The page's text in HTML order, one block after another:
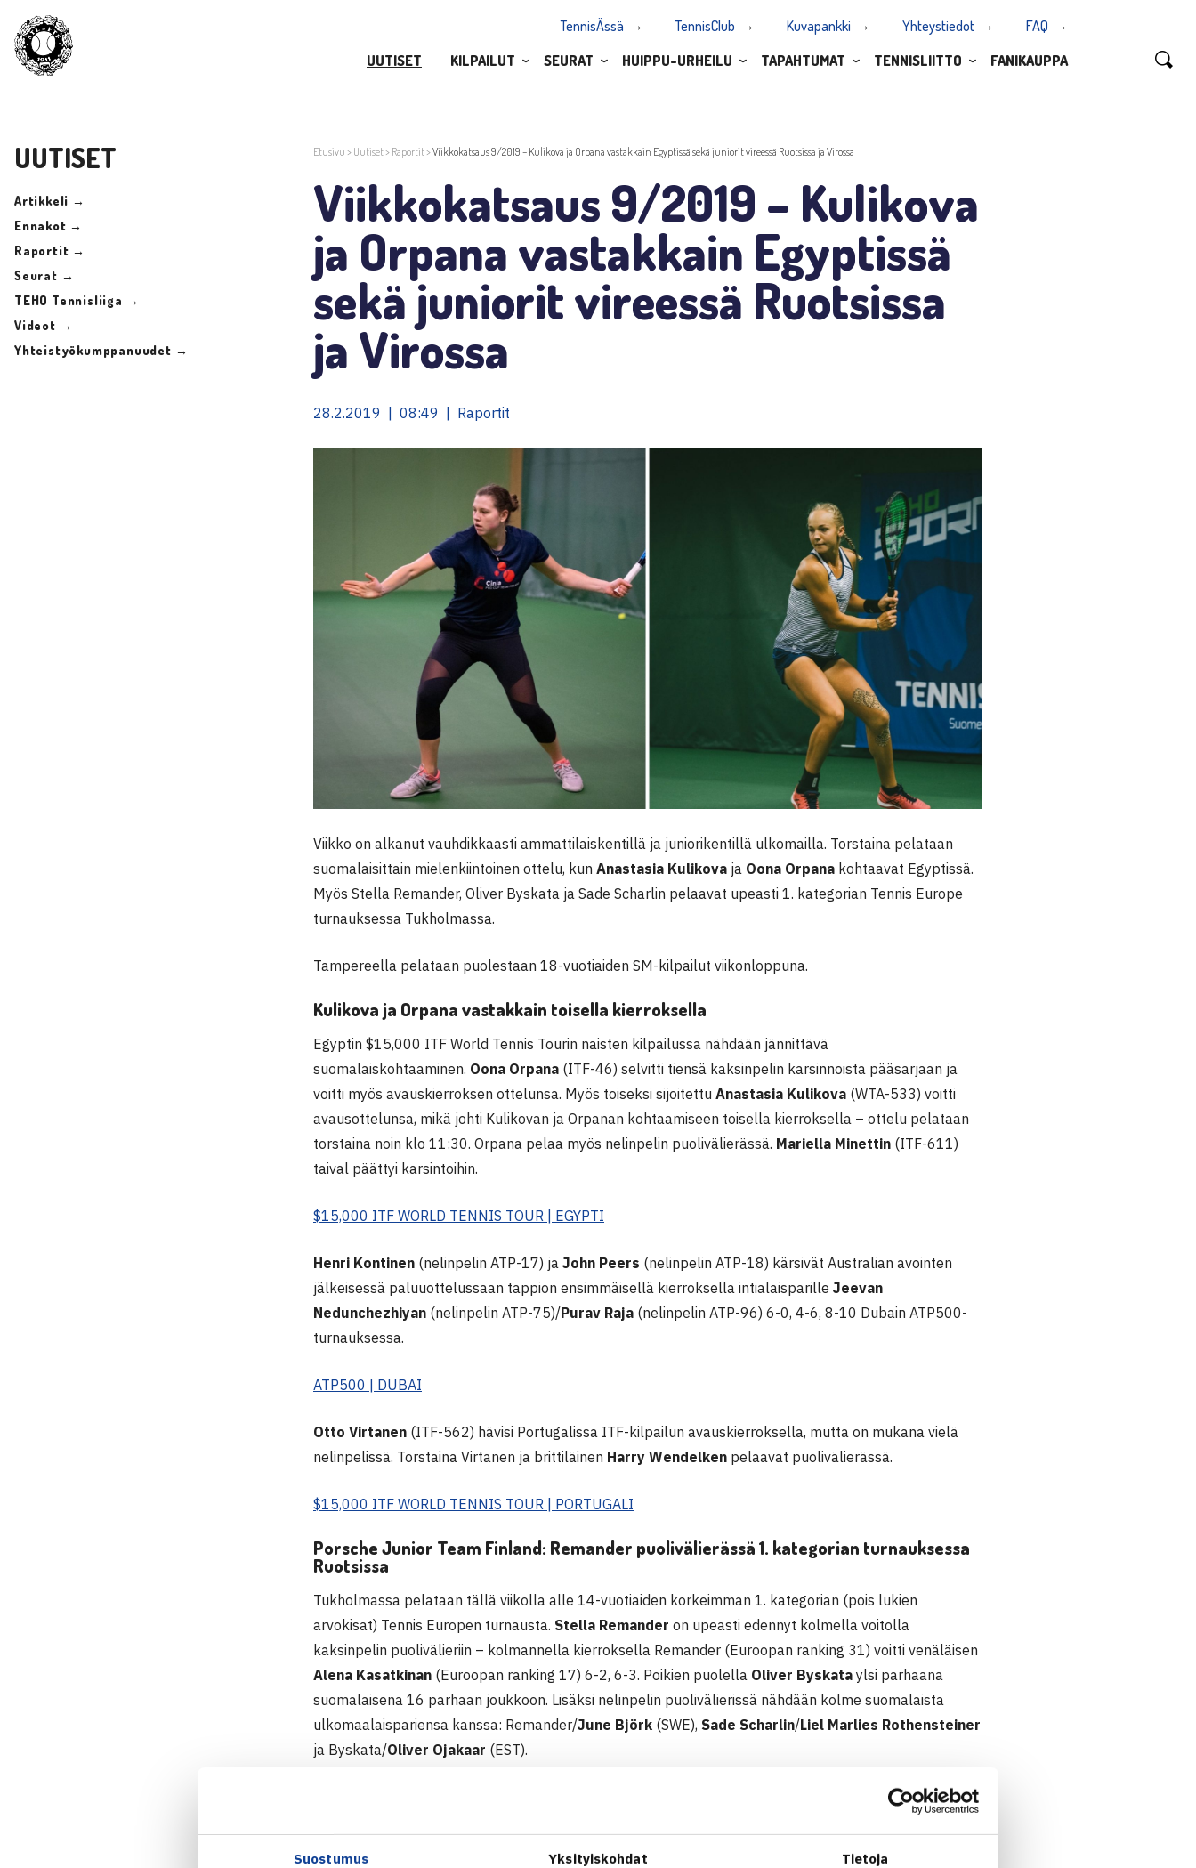
Suostumus Yksityiskohdat Tietoja
TennisÄssä TennisClub Kuvapankki Yhteystiedot
FAQ
UUTISET
KILPAILUT SEURAT HUIPPU-URHEILU TAPAHTUMAT TENNISLIITTO FANIKAUPPA
UUTISET
Artikkeli →
Ennakot →
Raportit →
Seurat →
TEHO Tennisliiga →
Videot →
Yhteistyökumppanuudet →
Etusivu > Uutiset> Raportit>Viikkokatsaus 9/2019 – Kulikova ja Orpana vastakkain Egyptissä sekä juniorit vireessä Ruotsissa ja Virossa
Viikkokatsaus 9/2019 – Kulikova
ja Orpana vastakkain Egyptissä
sekä juniorit vireessä Ruotsissa
ja Virossa
28.2.2019 | 08:49 | Raportit
Viikko on alkanut vauhdikkaasti ammattilaiskentillä ja juniorikentillä ulkomailla. Torstaina pelataan
suomalaisittain mielenkiintoinen ottelu, kun Anastasia Kulikova ja Oona Orpana kohtaavat Egyptissä.
Myös Stella Remander, Oliver Byskata ja Sade Scharlin pelaavat upeasti 1. kategorian Tennis Europe
turnauksessa Tukholmassa.
Tampereella pelataan puolestaan 18-vuotiaiden SM-kilpailut viikonloppuna.
Kulikova ja Orpana vastakkain toisella kierroksella
Egyptin $15,000 ITF World Tennis Tourin naisten kilpailussa nähdään jännittävä
suomalaiskohtaaminen. Oona Orpana (ITF-46) selvitti tiensä kaksinpelin karsinnoista pääsarjaan ja
voitti myös avauskierroksen ottelunsa. Myös toiseksi sijoitettu Anastasia Kulikova (WTA-533) voitti
avausottelunsa, mikä johti Kulikovan ja Orpanan kohtaamiseen toisella kierroksella – ottelu pelataan
torstaina noin klo 11:30. Orpana pelaa myös nelinpelin puolivälierässä. Mariella Minettin (ITF-611)
taival päättyi karsintoihin.
$15,000 ITF WORLD TENNIS TOUR | EGYPTI
Henri Kontinen (nelinpelin ATP-17) ja John Peers (nelinpelin ATP-18) kärsivät Australian avointen
jälkeisessä paluuottelussaan tappion ensimmäisellä kierroksella intialaisparille Jeevan
Nedunchezhiyan (nelinpelin ATP-75)/Purav Raja (nelinpelin ATP-96) 6-0, 4-6, 8-10 Dubain ATP500-
turnauksessa.
ATP500 | DUBAI
Otto Virtanen (ITF-562) hävisi Portugalissa ITF-kilpailun avauskierroksella, mutta on mukana vielä
nelinpelissä. Torstaina Virtanen ja brittiläinen Harry Wendelken pelaavat puolivälierässä.
$15,000 ITF WORLD TENNIS TOUR | PORTUGALI
Porsche Junior Team Finland: Remander puolivälierässä 1. kategorian turnauksessa
Ruotsissa
Tukholmassa pelataan tällä viikolla alle 14-vuotiaiden korkeimman 1. kategorian (pois lukien
arvokisat) Tennis Europen turnausta. Stella Remander on upeasti edennyt kolmella voitolla
kaksinpelin puolivälieriin – kolmannella kierroksella Remander (Euroopan ranking 31) voitti venäläisen
Alena Kasatkinan (Euroopan ranking 17) 6-2, 6-3. Poikien puolella Oliver Byskata ylsi parhaana
suomalaisena 16 parhaan joukkoon. Lisäksi nelinpelin puolivälierissä nähdään kolme suomalaista
ulkomaalaispariensa kanssa: Remander/June Björk (SWE), Sade Scharlin/Liel Marlies Rothensteiner
ja Byskata/Oliver Ojakaar (EST).